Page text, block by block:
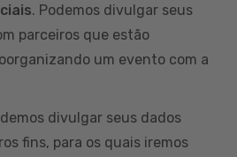
. Podemos divulgar seus
parceiros que estão
um evento com a
divulgar seus dados
fins, para os quais iremos